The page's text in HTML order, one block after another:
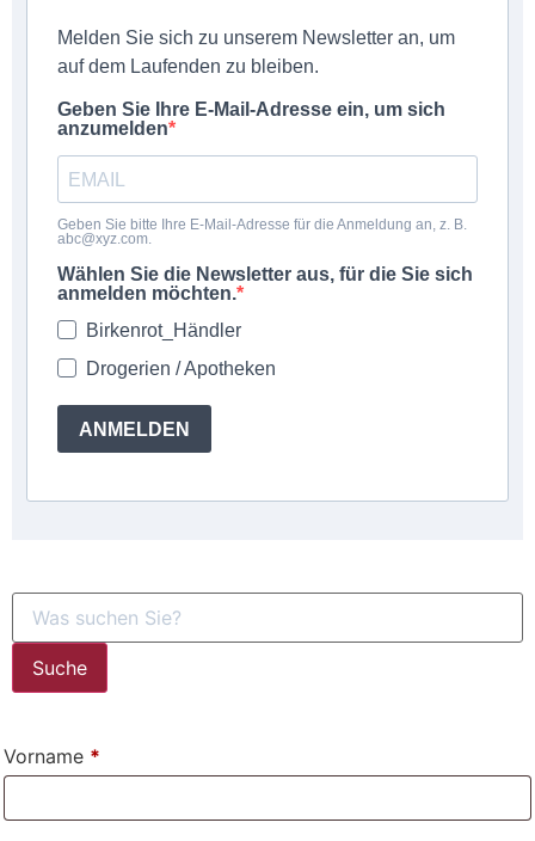
Melden Sie sich zu unserem Newsletter an, um
auf dem Laufenden zu bleiben.
Geben Sie Ihre E-Mail-Adresse ein, um sich
anzumelden
Geben Sie bitte Ihre E-Mail-Adresse für die Anmeldung an, z. B.
abc@xyz.com.
Wählen Sie die Newsletter aus, für die Sie sich
anmelden möchten.
Birkenrot_Händler
Drogerien / Apotheken
ANMELDEN
Suche
Vorname *